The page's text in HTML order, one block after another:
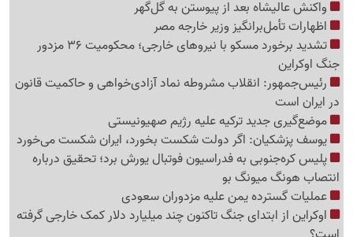
واکنش عالیشاه بعد از پیوستن به گل‌گهر
اظهارات تأمل‌برانگیز وزیر خارجه مصر
تشدید برخورد مسکو با نیروهای خارجی؛ محکومیت 36 مزدور
جنگ اوکراین
رئیس‌جمهور: انقلاب مشروطه نماد آزادی‌خواهی و حاکمیت قانون
در ایران است
موضع‌گیری جدید ترکیه علیه رژیم صهیونیستی
یوسف پزشکیان: اگر دولت شکست بخورد، ایران شکست می‌خورد
پلیس کره‌جنوبی به فدراسیون فوتبال یورش برد؛ تحقیق درباره
انتصاب هونگ میونگ بو
عملیات گسترده یمن علیه مزدوران سعودی
اوکراین از ابتدای جنگ تاکنون چند میلیارد دلار کمک خارجی گرفته